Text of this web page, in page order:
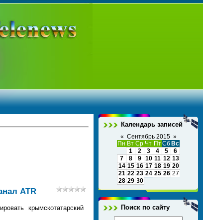
АТR
крымскотатарский
Календарь записей
« Сентябрь 2015 »
Пн Вт Ср Чт ПтСб Вс
1
2 3 4 5
6
7
8 9 10 11 12 13
14 15 16 17 18 19 20
21 22 23 24 25 26 27
28 29 30
Поиск по сайту